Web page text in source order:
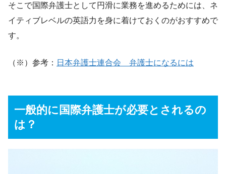
そこで国際弁護士として円滑に業務を進めるためには、ネ
イティブレベルの英語力を身に着けておくのがおすすめで
す。
（※）参考： 日本弁護士連合会 弁護士になるには
一般的に国際弁護士が必要とされるの
は？